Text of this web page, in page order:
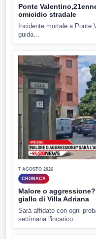
Ponte
omicidio stradale
Incidente mortale a Ponte
guida...
7 AGOSTO 2026
CRONACA
Malore o
giallo di Villa Adriana
Sarà affidato con ogni
settimana l'incarico...